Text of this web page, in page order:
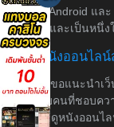
ระบบ Android แล
ทุกวัน และเป็นหนึ่ง
ดูหนังออนไลน์
ขอแนะนำเ
สำหรับคนที่ชอบคว
บริการดูหนังออนไ